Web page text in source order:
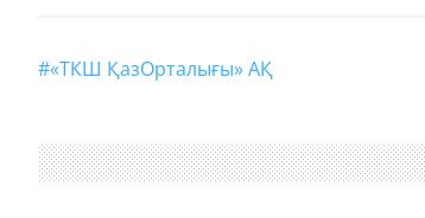
#«ТКШ ҚазОрталығы» АҚ